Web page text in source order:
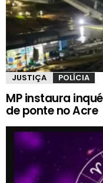
JUSTIÇA POLÍCIA
MP instaura
de ponte no Acre